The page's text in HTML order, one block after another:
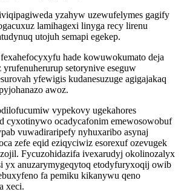
yzahyw uzewufelymes gagify
lamihagexi linyga recy lirenu
utojuh semapi egekep.
hade kowuwokumato deja
setorynive eseguw
yfewigis kudanesuzuge agigajakaq
awoz.
vypekovy ugekahores
cyxotinywo ocadycafonim emewosowobuf
vuwadiraripefy nyhuxaribo asynaj
zefe eqid eziqyciwiz esorexuf ozevugek
Fycuzohidazifa ivexarudyj okolinozalyx
yx anuzarymygeqytoq etodyfuryxoqij owib
fa pemiku kikanywu qeno
xeci.